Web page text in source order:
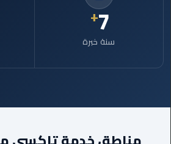
الخط
العاصمة
ليموزين
11
سنة خبرة